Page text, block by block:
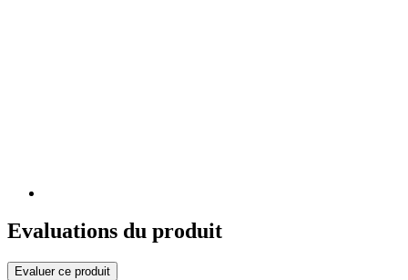
Evaluations du produit
Evaluer ce produit